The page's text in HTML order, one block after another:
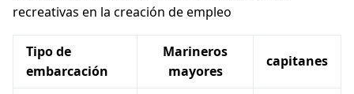
recreativas en la creación de empleo
Tipo de
embarcación
Marineros
mayores
capitanes